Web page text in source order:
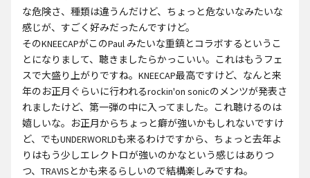
な危険さ、種類は違うんだけど、ちょっと危ないなみたいな
感じが、すごく好みだったんですけど。
そのKNEECAPがこのPaul みたいな重鎮とコラボするというこ
とになりまして、聴きましたらかっこいい。これはもうフェ
スで大盛り上がりですね。KNEECAP最高ですけど、なんと来
年のお正月ぐらいに行われるrockin'on sonicのメンツが発表さ
れましたけど、第一弾の中に入ってました。これ聴けるのは
嬉しいな。お正月からちょっと癖が強いかもしれないですけ
ど、でもUNDERWORLDも来るわけですから、ちょっと去年よ
りはもう少しエレクトロが強いのかなという感じはありつ
つ、TRAVISとかも来るらしいので結構楽しみですね。